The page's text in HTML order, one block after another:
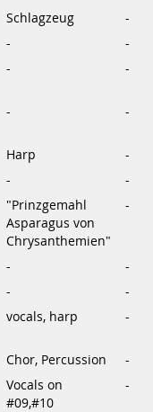
Schlagzeug
-
-
-
- -
- -
Harp
-
-
-
"Prinzgemahl
Asparagus von
Chrysanthemien"
-
-
-
-
-
vocals, harp -
Chor, Percussion
-
Vocals on
#09,#10
-